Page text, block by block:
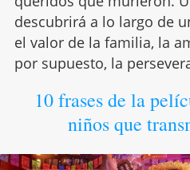
descubrirá a lo largo de
el valor de la familia, la
por supuesto, la
10 frases de la
niños que